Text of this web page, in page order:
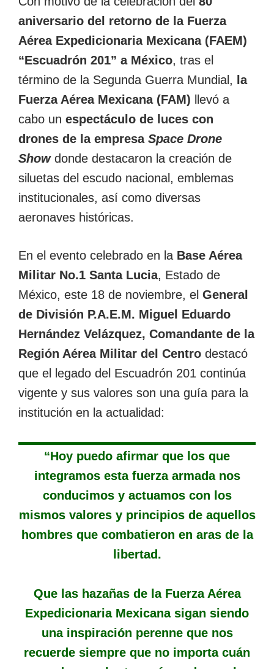
aniversario del retorno de la Fuerza
Aérea Expedicionaria Mexicana (FAEM)
“Escuadrón 201” a México, tras el
término de la Segunda Guerra Mundial,
la
Fuerza Aérea Mexicana (FAM) llevó a
cabo un espectáculo de luces con
drones de la empresa Space Drone
Showdonde destacaron la creación de
siluetas del escudo nacional, emblemas
institucionales, así como diversas
aeronaves históricas.
En el evento celebrado en la Base Aérea
Militar No.1 Santa Lucia, Estado de
México, este 18 de noviembre, el General
de División P.A.E.M. Miguel Eduardo
Hernández Velázquez, Comandante de la
Región Aérea Militar del Centro destacó
que el legado del Escuadrón 201 continúa
vigente y sus valores son una guía para la
institución en la actualidad:
“Hoy puedo afirmar que los que
integramos esta fuerza armada nos
conducimos y actuamos con los
mismos valores y principios de aquellos
hombres que combatieron en aras de la
libertad.
Que las hazañas de la Fuerza Aérea
Expedicionaria Mexicana sigan siendo
una inspiración perenne que nos
recuerde siempre que no importa cuán